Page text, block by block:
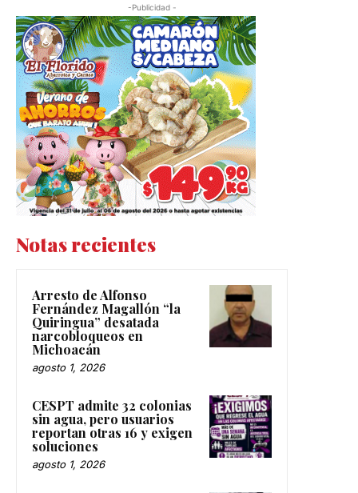
-Publicidad -
Notas recientes
Arresto de Alfonso
Fernández Magallón “la
Quiringua” desatada
narcobloqueos en
Michoacán
agosto 1, 2026
CESPT admite 32 colonias
sin agua, pero usuarios
reportan otras 16 y exigen
soluciones
agosto 1, 2026